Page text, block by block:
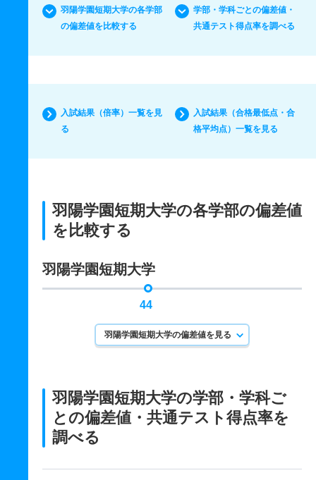
羽陽学園短期大学の各学部
の偏差値を比較する
学部・学科ごとの偏差値・
共通テスト得点率を調べる
入試結果（倍率）一覧を見
る
入試結果（合格最低点・合
格平均点）一覧を見る
羽陽学園短期大学の各学部の偏差値
を比較する
羽陽学園短期大学
44
羽陽学園短期大学の偏差値を見る
羽陽学園短期大学の学部・学科ご
との偏差値・共通テスト得点率を
調べる